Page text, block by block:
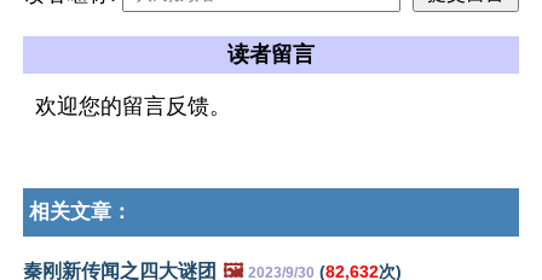
读者留言
欢迎您的留言反馈。
相关文章：
秦刚新传闻之四大谜团 🖼️ 2023/9/30 (82,632次)